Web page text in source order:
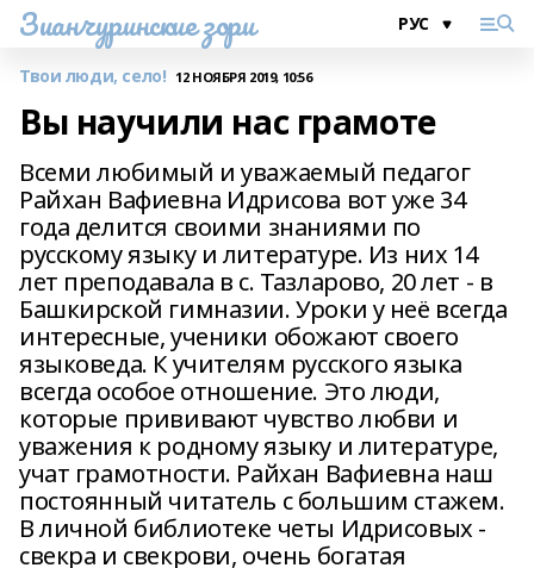
Зианчуринские зори
Твои люди, село! 12 НОЯБРЯ 2019, 10:56
Вы научили нас грамоте
Всеми любимый и уважаемый педагог
Райхан Вафиевна Идрисова вот уже 34
года делится своими знаниями по
русскому языку и литературе. Из них 14
лет преподавала в с. Тазларово, 20 лет - в
Башкирской гимназии. Уроки у неё всегда
интересные, ученики обожают своего
языковеда. К учителям русского языка
всегда особое отношение. Это люди,
которые прививают чувство любви и
уважения к родному языку и литературе,
учат грамотности. Райхан Вафиевна наш
постоянный читатель с большим стажем.
В личной библиотеке четы Идрисовых -
свекра и свекрови, очень богатая